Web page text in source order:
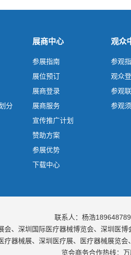
分
展商中心
参展指南
展位预订
展商登录
展商服务
宣传推广计划
赞助方案
参展优势
下载中心
观众
参观
观众
参观
参观
联系人：杨浩
会、深圳国际医疗器械博览会、深圳医
疗器械展、深圳医疗展、医疗器械展览
览会商务合作热线：